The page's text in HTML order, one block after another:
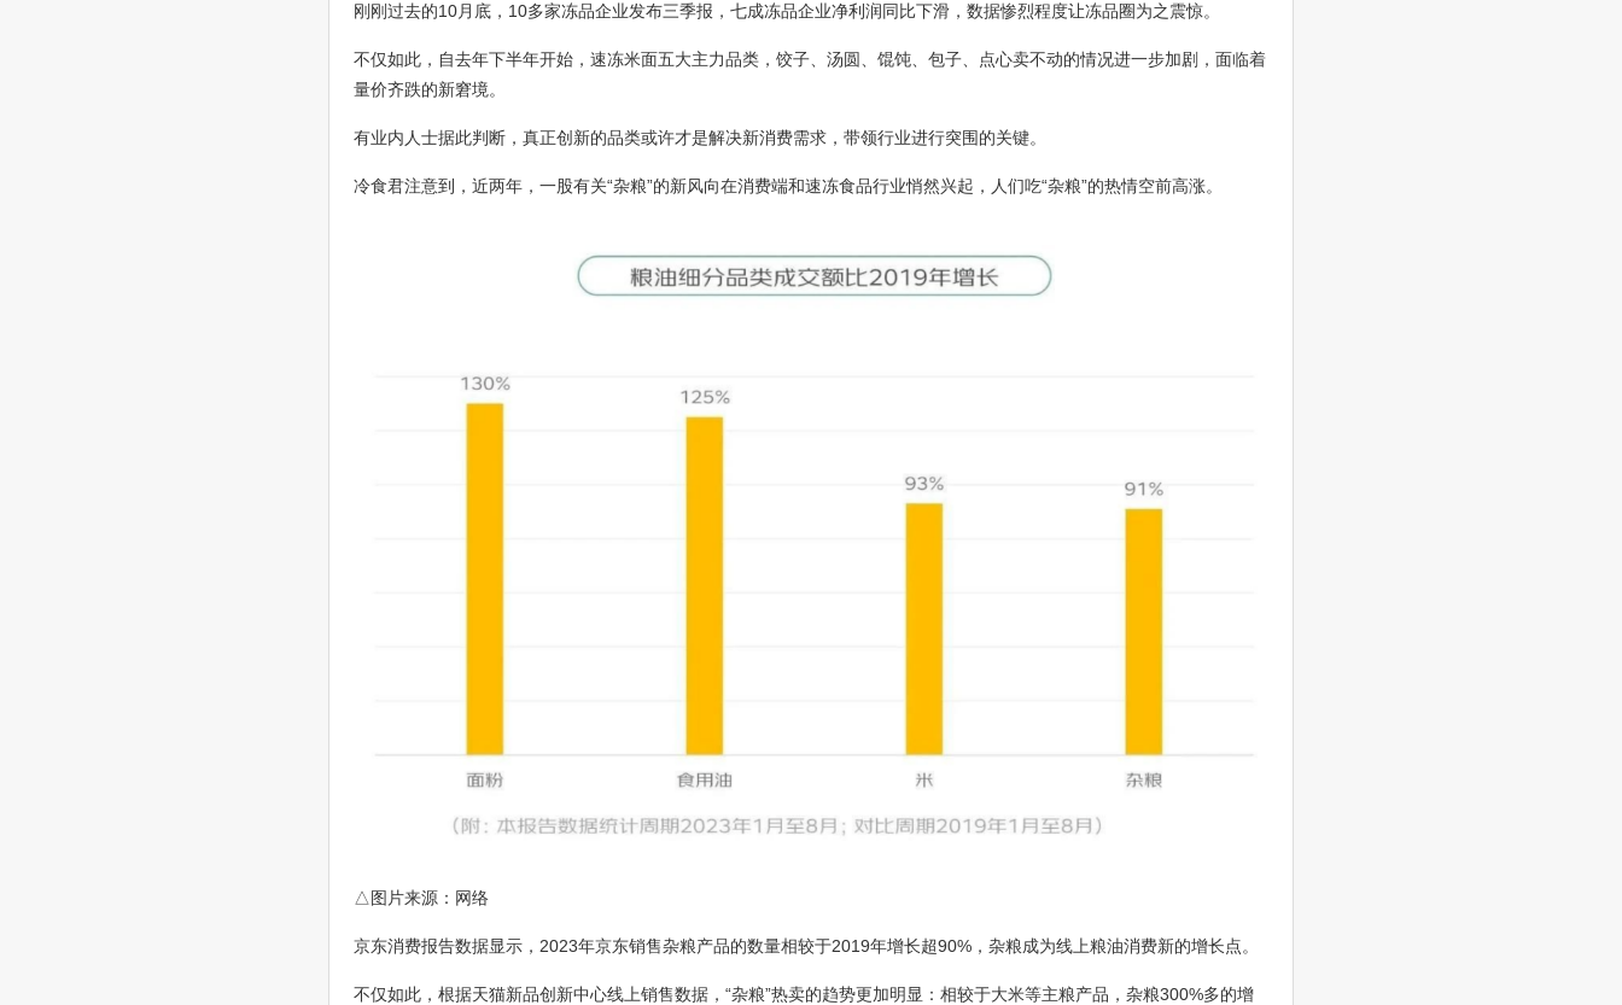
刚刚过去的10月底，10多家冻品企业发布三季报，七成冻品企业净利润同比下滑，数据惨烈程度让冻品圈为之震惊。
不仅如此，自去年下半年开始，速冻米面五大主力品类，饺子、汤圆、馄饨、包子、点心卖不动的情况进一步加剧，面临着
量价齐跌的新窘境。
有业内人士据此判断，真正创新的品类或许才是解决新消费需求，带领行业进行突围的关键。
冷食君注意到，近两年，一股有关“杂粮”的新风向在消费端和速冻食品行业悄然兴起，人们吃“杂粮”的热情空前高涨。
△图片来源：网络
京东消费报告数据显示，2023年京东销售杂粮产品的数量相较于2019年增长超90%，杂粮成为线上粮油消费新的增长点。
不仅如此，根据天猫新品创新中心线上销售数据，“杂粮”热卖的趋势更加明显：相较于大米等主粮产品，杂粮300%多的增